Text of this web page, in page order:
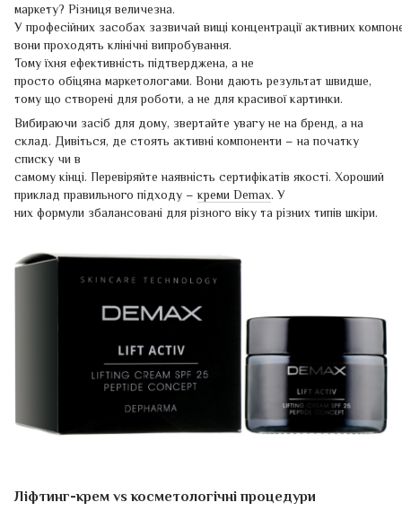
маркету? Різниця величезна.
У професійних засобах зазвичай вищі концентрації активних
вони проходять клінічні випробування.
Тому їхня ефективність підтверджена, а не
просто обіцяна маркетологами. Вони дають результат швидше,
тому що створені для роботи, а не для красивої картинки.
Вибираючи засіб для дому, звертайте увагу не на бренд, а на
склад. Дивіться, де стоять активні компоненти – на початку
списку чи в
самому кінці. Перевіряйте наявність сертифікатів якості. Хороший
приклад правильного підходу –креми Demax. У
них формули збалансовані для різного віку та різних типів шкіри.
Ліфтинг-крем vs косметологічні процедури